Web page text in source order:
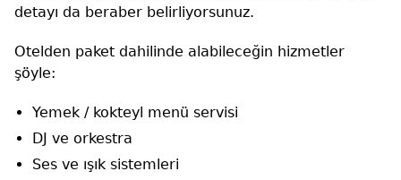
detayı da beraber belirliyorsunuz.
Otelden paket dahilinde alabileceğin hizmetler
şöyle:
Yemek / kokteyl menü servisi
DJ ve orkestra
Ses ve ışık sistemleri